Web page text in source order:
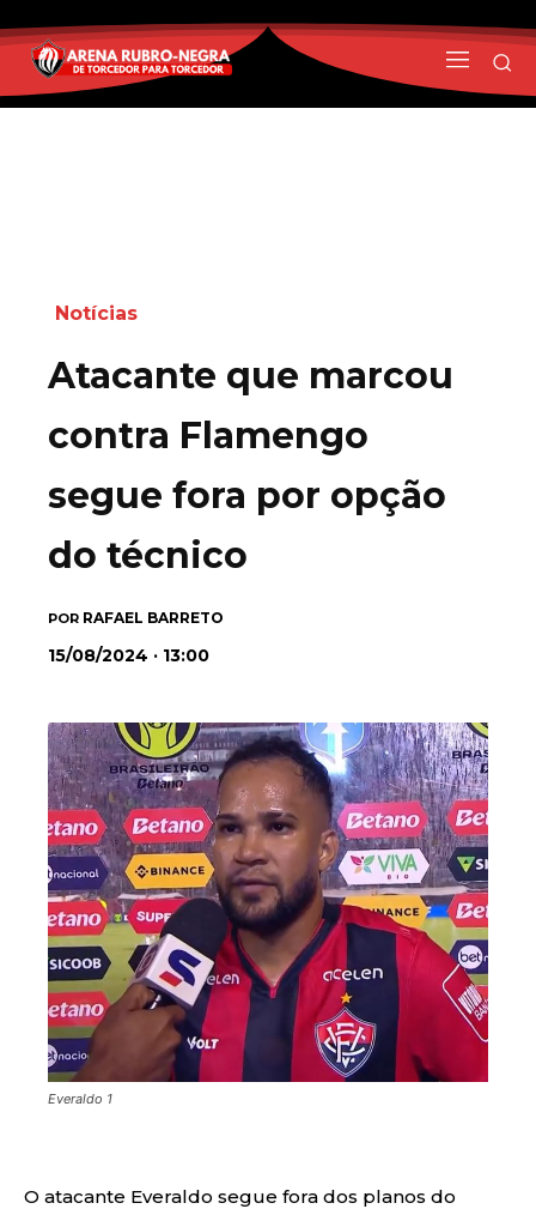
Notícias
Atacante que marcou
contra Flamengo
segue fora por opção
do técnico
POR RAFAEL BARRETO
15/08/2024 · 13:00
Everaldo 1
O atacante Everaldo segue fora dos planos do